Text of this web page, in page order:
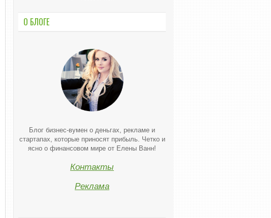
О БЛОГЕ
Блог бизнес-вумен о деньгах, рекламе и
стартапах, которые приносят прибыль. Четко и
ясно о финансовом мире от Елены Ванн!
Контакты
Реклама